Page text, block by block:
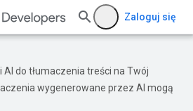
Zaloguj się
do tłumaczenia treści na Twój
wygenerowane przez AI mogą